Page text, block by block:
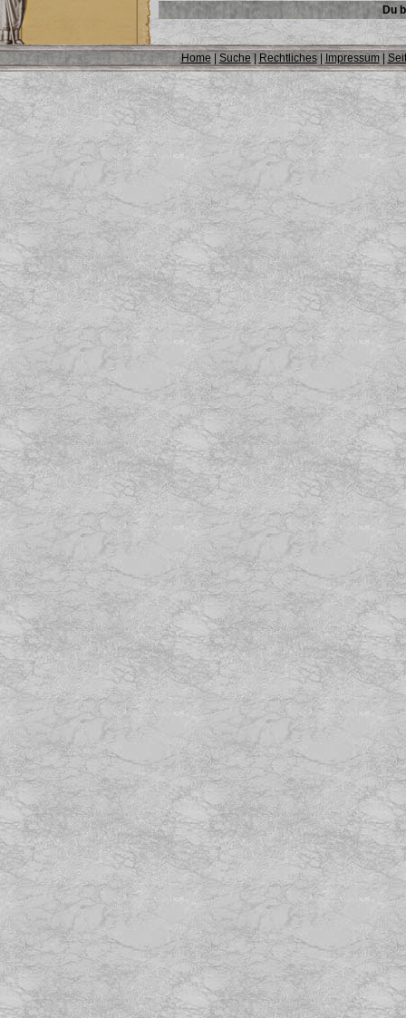
Du
Home| Suche | Rechtliches| Impressum|